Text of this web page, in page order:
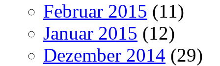
Februar 2015 (11)
Januar 2015 (12)
Dezember 2014 (29)